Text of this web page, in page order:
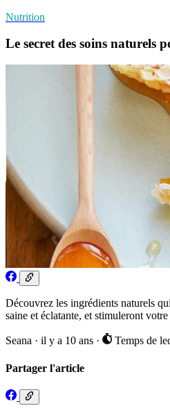
Nutrition
Le secret des soins naturels
Découvrez les ingrédients naturels
saine et éclatante, et stimuleront
Seana · il y a 10 ans · Temps de
Partager l'article